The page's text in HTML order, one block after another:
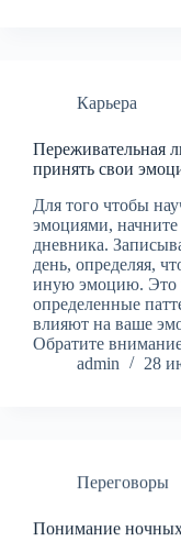
Карьера
Переживательная
принять свои
Для того чтобы
эмоциями,
дневника.
день, определяя,
иную эмоцию. Это
определенные
влияют на ваше
Обратите
admin
28
Переговоры
Понимание